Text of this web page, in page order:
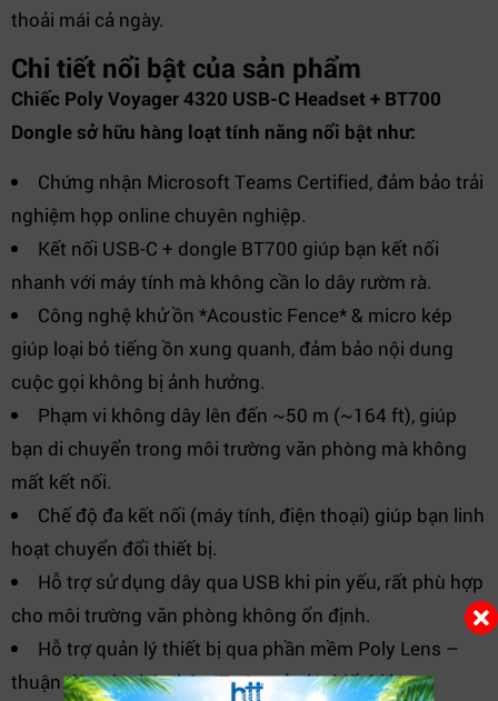
thoải mái cả ngày.
Chi tiết nổi bật của sản phẩm
Chiếc Poly Voyager 4320 USB-C Headset + BT700
Dongle sở hữu hàng loạt tính năng nổi bật như:
Chứng nhận Microsoft Teams Certified, đảm bảo trải
nghiệm họp online chuyên nghiệp.
Kết nối USB-C + dongle BT700 giúp bạn kết nối
nhanh với máy tính mà không cần lo dây rườm rà.
Công nghệ khử ồn *Acoustic Fence* & micro kép
giúp loại bỏ tiếng ồn xung quanh, đảm bảo nội dung
cuộc gọi không bị ảnh hưởng.
Phạm vi không dây lên đến ~50 m (~164 ft), giúp
bạn di chuyển trong môi trường văn phòng mà không
mất kết nối.
Chế độ đa kết nối (máy tính, điện thoại) giúp bạn linh
hoạt chuyển đổi thiết bị.
Hỗ trợ sử dụng dây qua USB khi pin yếu, rất phù hợp
cho môi trường văn phòng không ổn định.
Hỗ trợ quản lý thiết bị qua phần mềm Poly Lens –
thuận tiện cho bộ phận IT và quản lý thiết bị lớn.